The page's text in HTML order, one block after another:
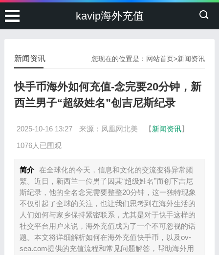
kavip海外充值
您现在的位置是： 网站首页>新闻资讯
新闻资讯
快手币海外如何充值-念完要20分钟，新
西兰男子“超级姓名”创吉尼斯纪录
2025-10-16 13:27 来源：凤凰网北美 【新闻资讯】
1076人已围观
简介 在全球化的今天，信息和文化的交流变得异常频
繁。近日，新西兰一位男子因其“超级姓名”而创下吉尼
斯纪录，他的全名念完需要整整20分钟，这一独特现象
不仅引起了全球的关注，也让我们思考到在海外生活的
人们如何与家乡保持紧密联系，尤其是对于快手这样的
社交平台用户来说，海外充值成为了一个不可忽视的话
题。本文将详细解析如何在海外充值快手币，以及ov-
sea.com提供的充值流程和常见问题解答，帮助海外用